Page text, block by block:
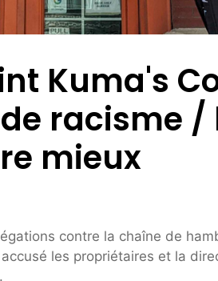
Kuma's
racisme
mieux
contre la chaîne de
les propriétaires et la